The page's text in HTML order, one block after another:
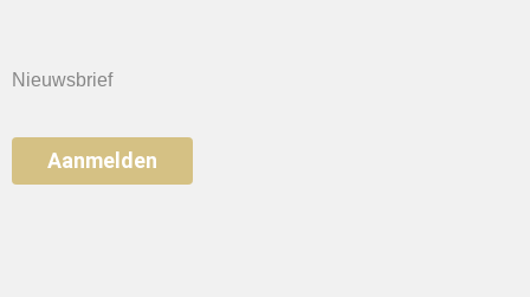
Nieuwsbrief
Aanmelden